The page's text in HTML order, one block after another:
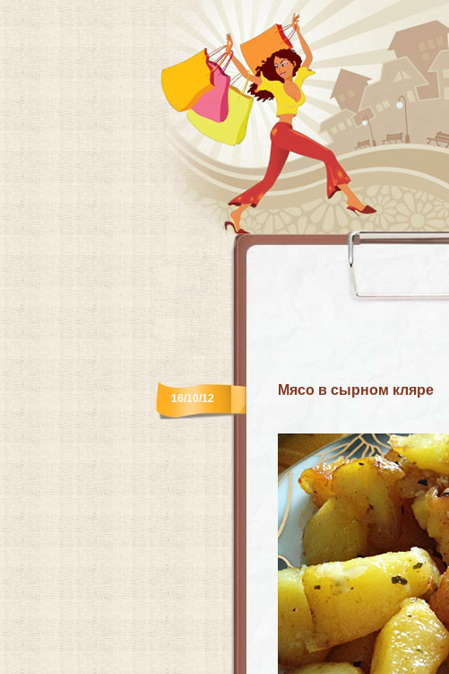
Мясо в сырном кляре
16/10/12